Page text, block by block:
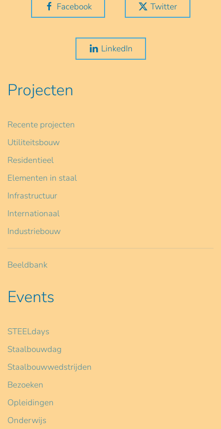
Facebook Twitter
LinkedIn
Projecten
Recente projecten
Utiliteitsbouw
Residentieel
Elementen in staal
Infrastructuur
Internationaal
Industriebouw
Beeldbank
Events
STEELdays
Staalbouwdag
Staalbouwwedstrijden
Bezoeken
Opleidingen
Onderwijs